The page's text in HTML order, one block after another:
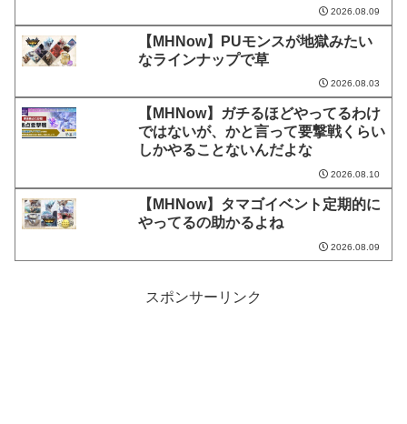
2026.08.09
【MHNow】PUモンスが地獄みたい
なラインナップで草
2026.08.03
【MHNow】ガチるほどやってるわけ
ではないが、かと言って要撃戦くらい
しかやることないんだよな
2026.08.10
【MHNow】タマゴイベント定期的に
やってるの助かるよね
2026.08.09
スポンサーリンク